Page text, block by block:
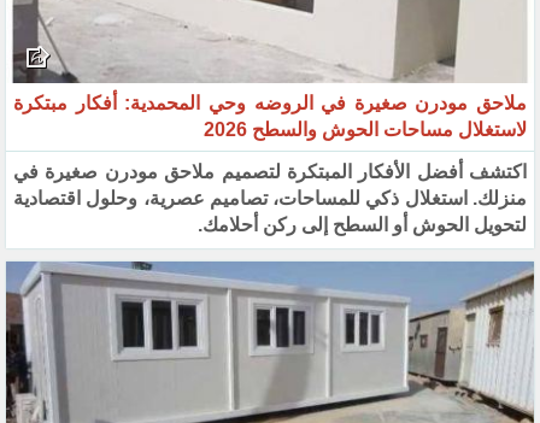
ملاحق مودرن صغيرة في الروضه وحي المحمدية: أفكار مبتكرة
لاستغلال مساحات الحوش والسطح 2026
اكتشف أفضل الأفكار المبتكرة لتصميم ملاحق مودرن صغيرة في
منزلك. استغلال ذكي للمساحات، تصاميم عصرية، وحلول اقتصادية
لتحويل الحوش أو السطح إلى ركن أحلامك.